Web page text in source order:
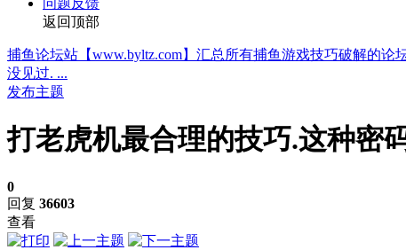
返回顶部
捕鱼论坛站【www.byltz.com】汇总所有捕鱼游戏技巧破解的
没见过. ...
发布主题
打老虎机最合理的技巧.这种密
0
回复 36603
查看